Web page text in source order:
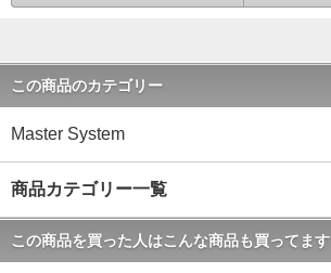
この商品のカテゴリー
Master System
商品カテゴリー一覧
この商品を買った人はこんな商品も買ってます